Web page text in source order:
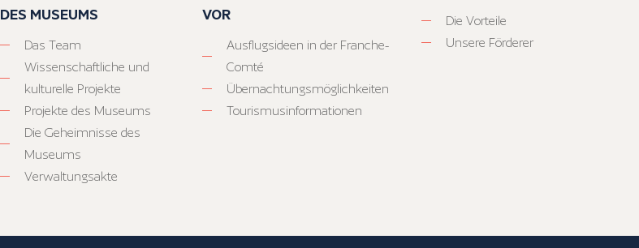
DES MUSEUMS
Das Team
Wissenschaftliche und
kulturelle Projekte
Projekte des Museums
Die Geheimnisse des
Museums
Verwaltungsakte
VOR
Ausflugsideen in der Franche-
Comté
Übernachtungsmöglichkeiten
Tourismusinformationen
Die Vorteile
Unsere Förderer